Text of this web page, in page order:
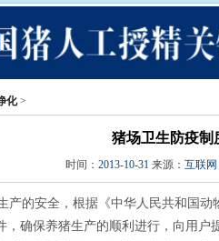
化>
猪场卫生防疫制
时间： 2013-10-31来源： 互联网
的安全，根据《中华人民共和国动
，确保养猪生产的顺利进行，向用户